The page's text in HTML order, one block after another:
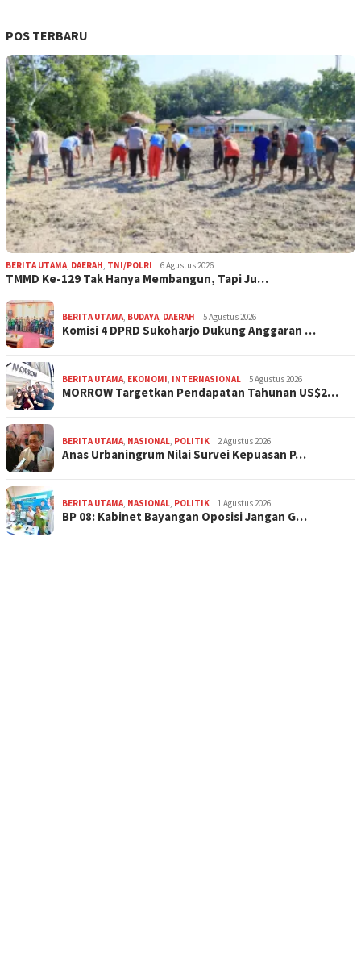
POS TERBARU
BERITA UTAMA, DAERAH, TNI/POLRI 6 Agustus 2026
TMMD Ke-129 Tak Hanya Membangun, Tapi Ju…
BERITA UTAMA, BUDAYA, DAERAH 5 Agustus 2026
Komisi 4 DPRD Sukoharjo Dukung Anggaran …
BERITA UTAMA, EKONOMI, INTERNASIONAL 5 Agustus 2026
MORROW Targetkan Pendapatan Tahunan US$2…
BERITA UTAMA, NASIONAL, POLITIK 2 Agustus 2026
Anas Urbaningrum Nilai Survei Kepuasan P…
BERITA UTAMA, NASIONAL, POLITIK 1 Agustus 2026
BP 08: Kabinet Bayangan Oposisi Jangan G…